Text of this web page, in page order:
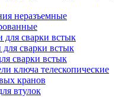
неразъемные
для сварки встык
для сварки встык
сварки встык
ключа телескопические
кранов
втулок